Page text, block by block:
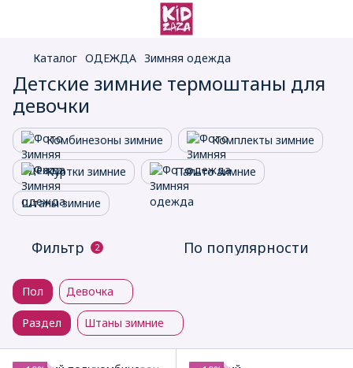
Каталог ОДЕЖДА Зимняя одежда
Детские зимние термоштаны для
девочки
Комбинезоны зимние Комплекты зимние
Куртки зимние Пальто зимние
Штаны зимние
Фильтр 2 По популярности
Пол Девочка
Раздел Штаны зимние